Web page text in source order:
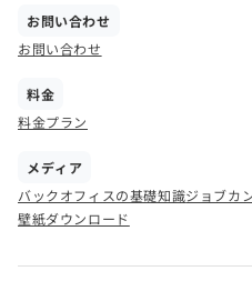
お問い合わせ
お問い合わせ
料金
料金プラン
メディア
バックオフィスの基礎知識ジョブカ
壁紙ダウンロード